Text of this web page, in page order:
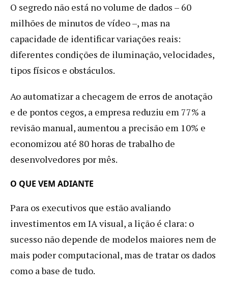
O segredo não está no volume de dados – 60
milhões de minutos de vídeo –, mas na
capacidade de identificar variações reais:
diferentes condições de iluminação, velocidades,
tipos físicos e obstáculos.
Ao automatizar a checagem de erros de anotação
e de pontos cegos, a empresa reduziu em 77% a
revisão manual, aumentou a precisão em 10% e
economizou até 80 horas de trabalho de
desenvolvedores por mês.
O QUE VEM ADIANTE
Para os executivos que estão avaliando
investimentos em IA visual, a lição é clara: o
sucesso não depende de modelos maiores nem de
mais poder computacional, mas de tratar os dados
como a base de tudo.